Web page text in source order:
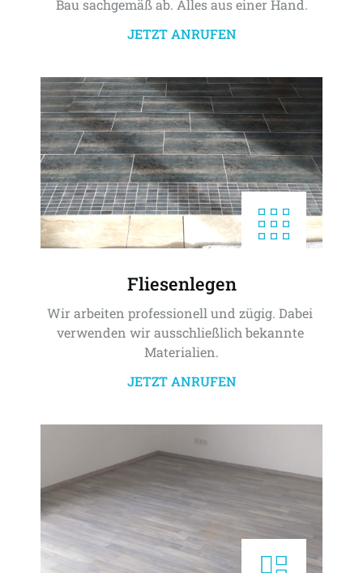
Bau sachgemäß ab. Alles aus einer Hand.
JETZT ANRUFEN
Fliesenlegen
Wir arbeiten professionell und zügig. Dabei
verwenden wir ausschließlich bekannte
Materialien.
JETZT ANRUFEN